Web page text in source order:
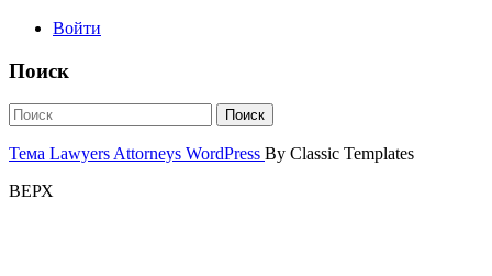
Войти
Поиск
Тема Lawyers Attorneys WordPress By Classic Templates
ВЕРХ